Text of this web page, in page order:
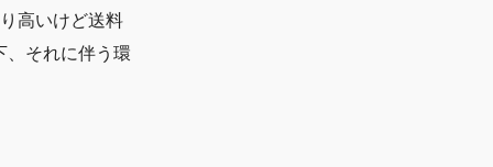
高いけど送料
、それに伴う環